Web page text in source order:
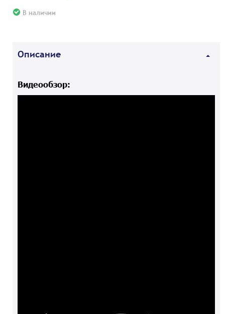
В наличии
Описание
Видеообзор: